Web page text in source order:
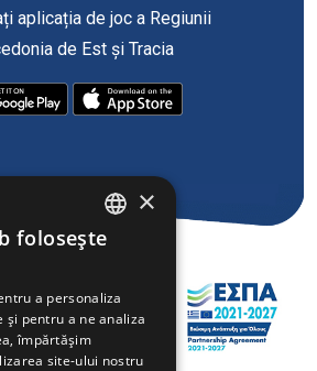
aplicația de joc a Regiunii
de Est și Tracia
ENGLISH
FRENCH
BULGARIAN
×
folosește
a personaliza
pentru a ne analiza
împărtășim
site-ului nostru